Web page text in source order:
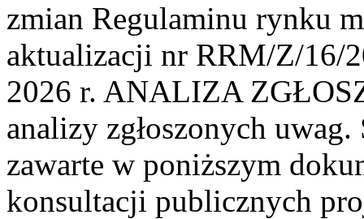
zmian Regulaminu rynku
aktualizacji nr RRM/Z/16/
2026 r. ANALIZA
analizy zgłoszonych
zawarte w poniższym
konsultacji publicznych